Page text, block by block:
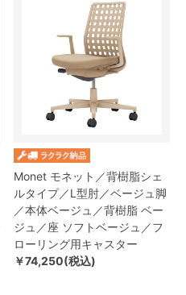
Monet モネット／背樹脂シェ
ルタイプ／L型肘／ベージュ脚
／本体ベージュ／背樹脂 ベー
ジュ／座 ソフトベージュ／フ
ローリング用キャスター
￥74,250(税込)